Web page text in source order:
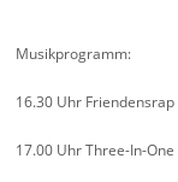
Musikprogramm:
16.30 Uhr
17.00 Uhr Three-In-